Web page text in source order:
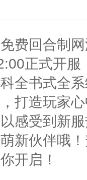
费回合制
正式开服
全书式全
打造玩家
感受到新
新伙伴哦
开启！